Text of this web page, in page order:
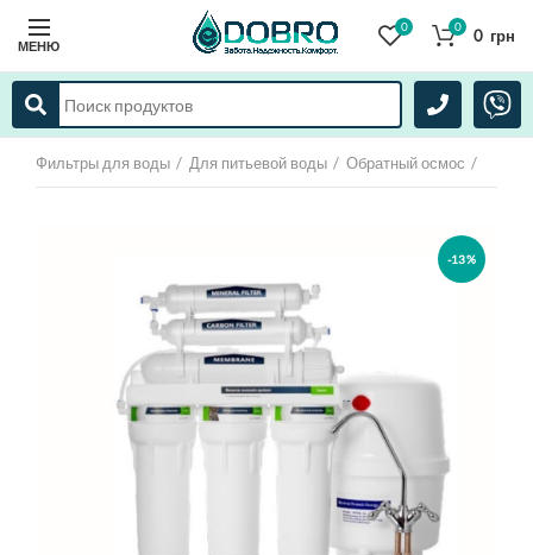
МЕНЮ
0 0 0 грн
Фильтры для воды Для питьевой воды Обратный осмос
-13%